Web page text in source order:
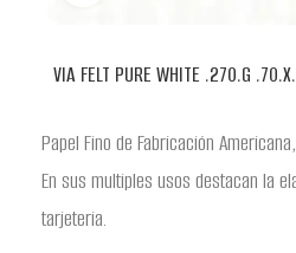
VIA FELT PURE WHITE .270.G
Papel Fino de Fabricación
En sus multiples usos destacan la
tarjeteria.